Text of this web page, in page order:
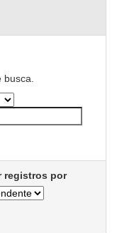
registros por